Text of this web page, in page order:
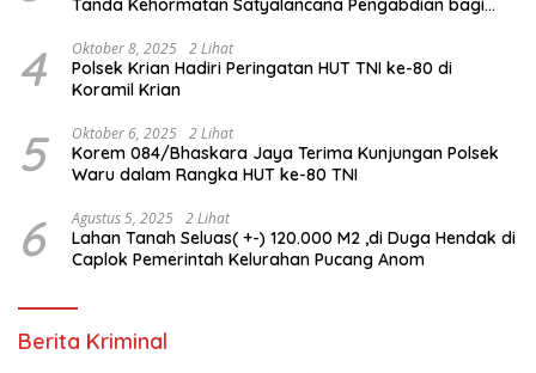
Tanda Kehormatan Satyalancana Pengabdian bagi
4 Oktober 8, 2025 2 Lihat
Polsek Krian Hadiri Peringatan HUT TNI ke-80 di
Koramil Krian
5 Oktober 6, 2025 2 Lihat
Korem 084/Bhaskara Jaya Terima Kunjungan Polsek
6 Agustus 5, 2025 2 Lihat
Lahan Tanah Seluas( +-) 120.000 M2 ,di Duga Hendak di
Caplok Pemerintah Kelurahan Pucang Anom
Berita Kriminal